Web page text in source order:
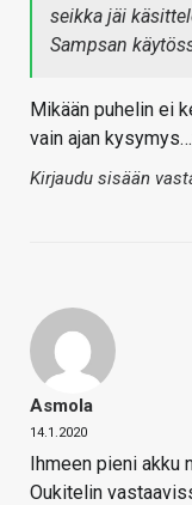
seikka jäi
Sampsan
Mikään puhelin ei
vain ajan
Kirjaudu sisään
Asmola
14.1.2020
Ihmeen pieni akku
Oukitelin